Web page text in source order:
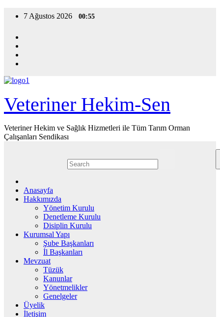
7 Ağustos 2026 00:55
Veteriner Hekim-Sen
Veteriner Hekim ve Sağlık Hizmetleri ile Tüm Tarım Orman
Çalışanları Sendikası
Anasayfa
Hakkımızda
Yönetim Kurulu
Denetleme Kurulu
Disiplin Kurulu
Kurumsal Yapı
Şube Başkanları
İl Başkanları
Mevzuat
Tüzük
Kanunlar
Yönetmelikler
Genelgeler
Üyelik
İletişim